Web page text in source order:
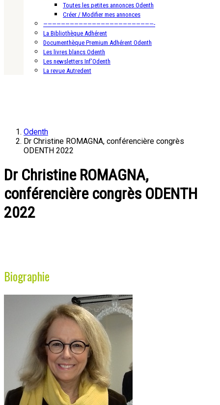
Toutes les petites annonces Odenth
Créer / Modifier mes annonces
—————————————————————————-
La Bibliothèque Adhérent
Documenthèque Premium Adhérent Odenth
Les livres blancs Odenth
Les newsletters Inf’Odenth
La revue Autredent
Odenth
Dr Christine ROMAGNA, conférencière congrès
ODENTH 2022
Dr Christine ROMAGNA,
conférencière congrès ODENTH
2022
Biographie